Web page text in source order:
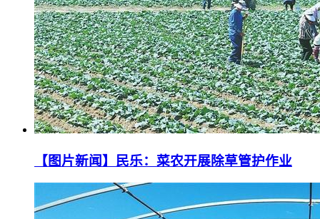
【图片新闻】民乐：菜农开展除草管护作业